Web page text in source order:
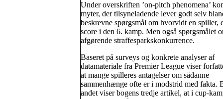
Under overskriften ’on-pitch phenomena’
myter, der tilsyneladende lever godt selv
beskrevne spørgsmål om hvorvidt en spiller,
score i den 6. kamp. Men også spørgsmålet
afgørende straffesparkskonkurrence.
Baseret på surveys og konkrete analyser af
datamateriale fra Premier League viser
at mange spilleres antagelser om sådanne
sammenhænge ofte er i modstrid med fakta.
andet viser bogens tredje artikel, at i cup-